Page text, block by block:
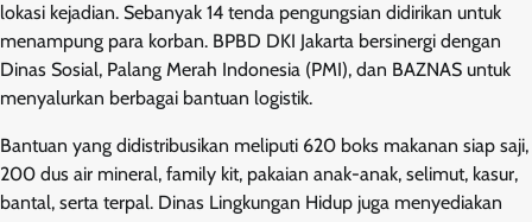
lokasi kejadian. Sebanyak 14 tenda pengungsian didirikan untuk
menampung para korban. BPBD DKI Jakarta bersinergi dengan
Dinas Sosial, Palang Merah Indonesia (PMI), dan BAZNAS untuk
menyalurkan berbagai bantuan logistik.
Bantuan yang didistribusikan meliputi 620 boks makanan siap saji,
200 dus air mineral, family kit, pakaian anak-anak, selimut, kasur,
bantal, serta terpal. Dinas Lingkungan Hidup juga menyediakan